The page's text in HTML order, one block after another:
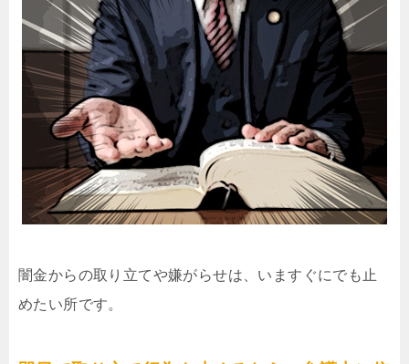
闇金からの取り立てや嫌がらせは、いますぐにでも止
めたい所です。